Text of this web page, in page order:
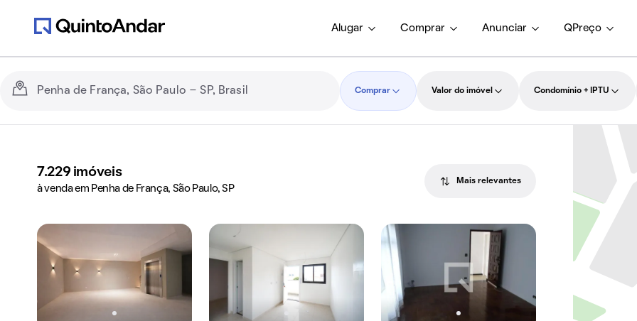
Alugar Comprar Anunciar QPreço
Comprar Valor do imóvel Condomínio + IPTU
7.229 imóveis
à venda em Penha de França, São Paulo, SP
Mais relevantes